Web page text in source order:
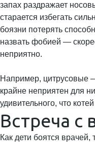
запах раздражает
старается избегать
боязни потерять
назвать фобией —
неприятно.
Например, цитрусовые
крайне неприятен для
удивительного, что
Встреча с
Как дети боятся врачей,